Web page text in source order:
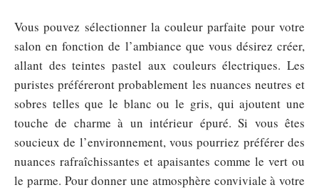
Vous pouvez sélectionner la couleur parfaite pour votre
salon en fonction de l’ambiance que vous désirez créer,
allant des teintes pastel aux couleurs électriques. Les
puristes préféreront probablement les nuances neutres et
sobres telles que le blanc ou le gris, qui ajoutent une
touche de charme à un intérieur épuré. Si vous êtes
soucieux de l’environnement, vous pourriez préférer des
nuances rafraîchissantes et apaisantes comme le vert ou
le parme. Pour donner une atmosphère conviviale à votre